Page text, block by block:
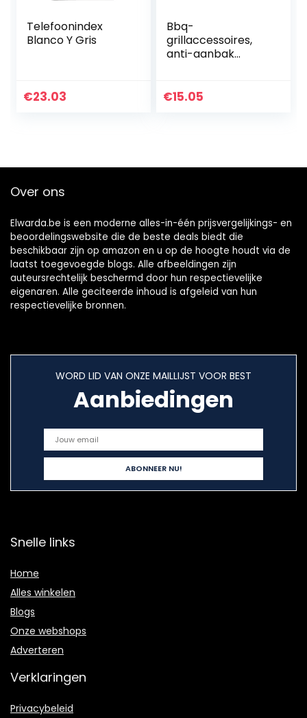
Telefoonindex
Blanco Y Gris
€23.03
Bbq-
grillaccessoires,
anti-aanbak
vuurplaats
€15.05
Over ons
Elwarda.be is een moderne alles-in-één prijsvergelijkings- en
beoordelingswebsite die de beste deals biedt die
beschikbaar zijn op amazon en u op de hoogte houdt via de
laatst toegevoegde blogs. Alle afbeeldingen zijn
auteursrechtelijk beschermd door hun respectievelijke
eigenaren. Alle geciteerde inhoud is afgeleid van hun
respectievelijke bronnen.
WORD LID VAN ONZE MAILLIJST VOOR BEST
Aanbiedingen
Snelle links
Home
Alles winkelen
Blogs
Onze webshops
Adverteren
Verklaringen
Privacybeleid